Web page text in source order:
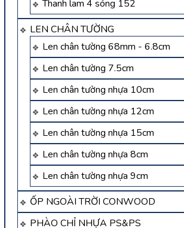
Thanh lam 4 sóng 152
LEN CHÂN TƯỜNG
Len chân tường 68mm - 6.8cm
Len chân tường 7.5cm
Len chân tường nhựa 10cm
Len chân tường nhựa 12cm
Len chân tường nhựa 15cm
Len chân tường nhựa 8cm
Len chân tường nhựa 9cm
ỐP NGOÀI TRỜI CONWOOD
PHÀO CHỈ NHỰA PS&PS